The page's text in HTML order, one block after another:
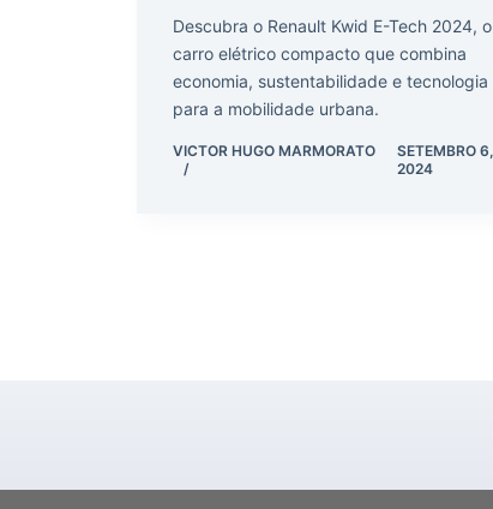
Descubra o Renault Kwid E-Tech 2024, o
carro elétrico compacto que combina
economia, sustentabilidade e tecnologia
para a mobilidade urbana.
VICTOR HUGO MARMORATO
SETEMBRO 6,
2024